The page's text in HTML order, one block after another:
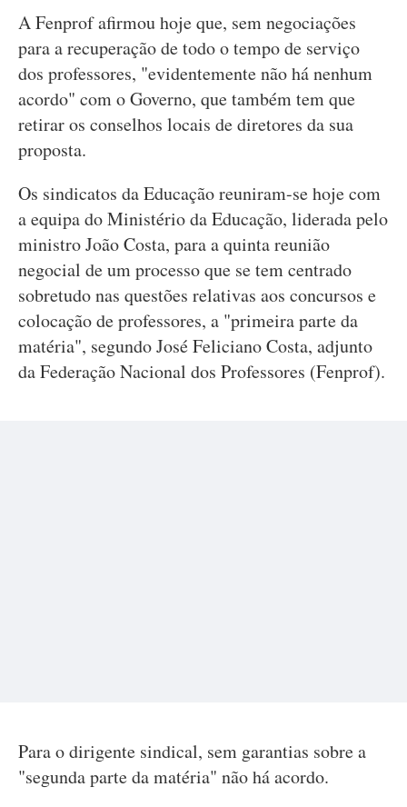
A Fenprof afirmou hoje que, sem negociações
para a recuperação de todo o tempo de serviço
dos professores, "evidentemente não há nenhum
acordo" com o Governo, que também tem que
retirar os conselhos locais de diretores da sua
proposta.
Os sindicatos da Educação reuniram-se hoje com
a equipa do Ministério da Educação, liderada pelo
ministro João Costa, para a quinta reunião
negocial de um processo que se tem centrado
sobretudo nas questões relativas aos concursos e
colocação de professores, a "primeira parte da
matéria", segundo José Feliciano Costa, adjunto
da Federação Nacional dos Professores (Fenprof).
Para o dirigente sindical, sem garantias sobre a
"segunda parte da matéria" não há acordo.